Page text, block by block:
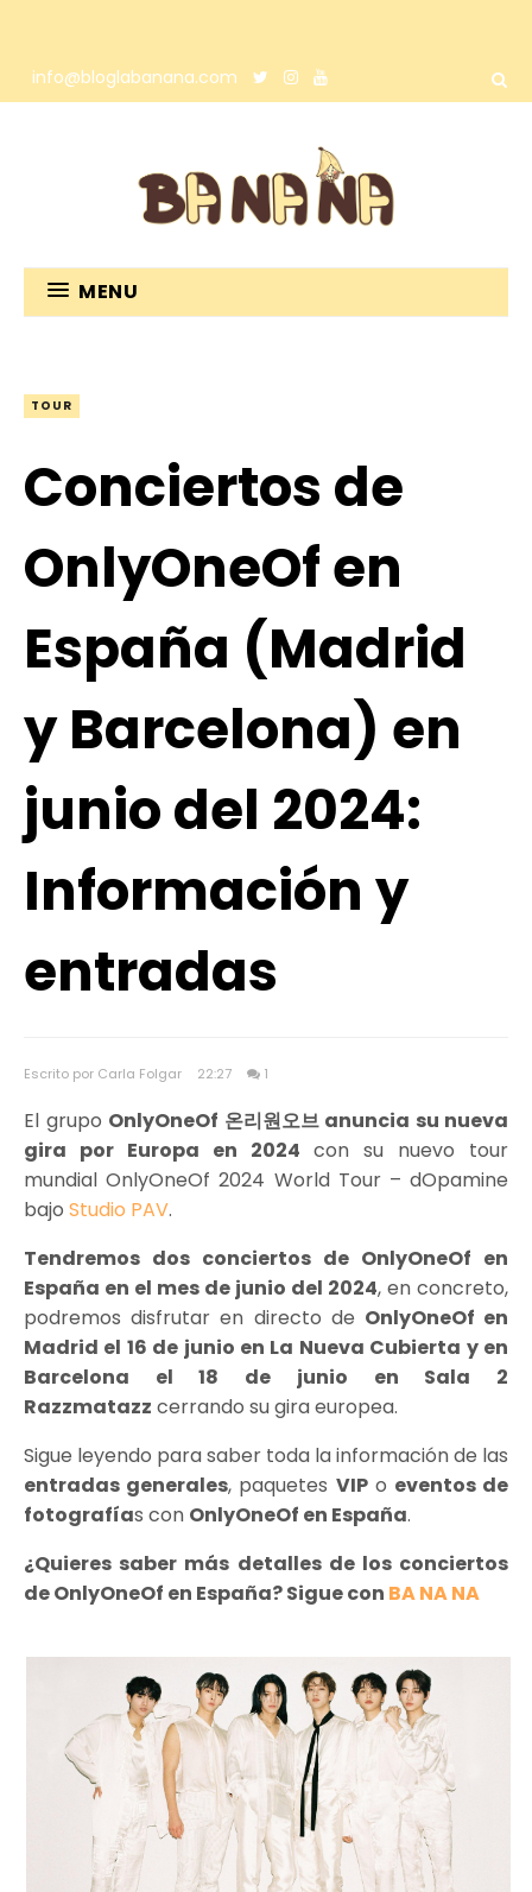
info@bloglabanana.com
MENU
TOUR
Conciertos de
OnlyOneOf en
España (Madrid
y Barcelona) en
junio del 2024:
Información y
entradas
Escrito por Carla Folgar 22:27 1
El grupo OnlyOneOf 온리원오브 anuncia su nueva
gira por Europa en 2024 con su nuevo tour
mundial OnlyOneOf 2024 World Tour – dOpamine
bajo Studio PAV.
Tendremos dos conciertos de OnlyOneOf en
España en el mes de junio del 2024, en concreto,
podremos disfrutar en directo de OnlyOneOf en
Madrid el 16 de junio en La Nueva Cubierta y en
Barcelona el 18 de junio en Sala 2
Razzmatazz cerrando su gira europea.
Sigue leyendo para saber toda la información de las
entradas generales, paquetes VIPo eventos de
fotografías con OnlyOneOf en España.
¿Quieres saber más detalles de los conciertos
de OnlyOneOf en España? Sigue con BA NA NA